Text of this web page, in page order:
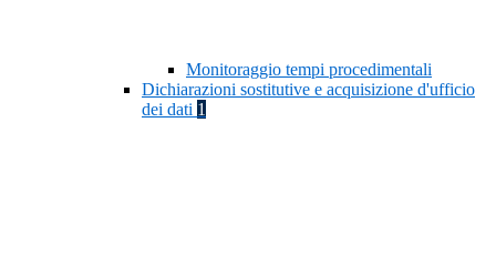
Monitoraggio tempi procedimentali
Dichiarazioni sostitutive e acquisizione d'ufficio
dei dati 1